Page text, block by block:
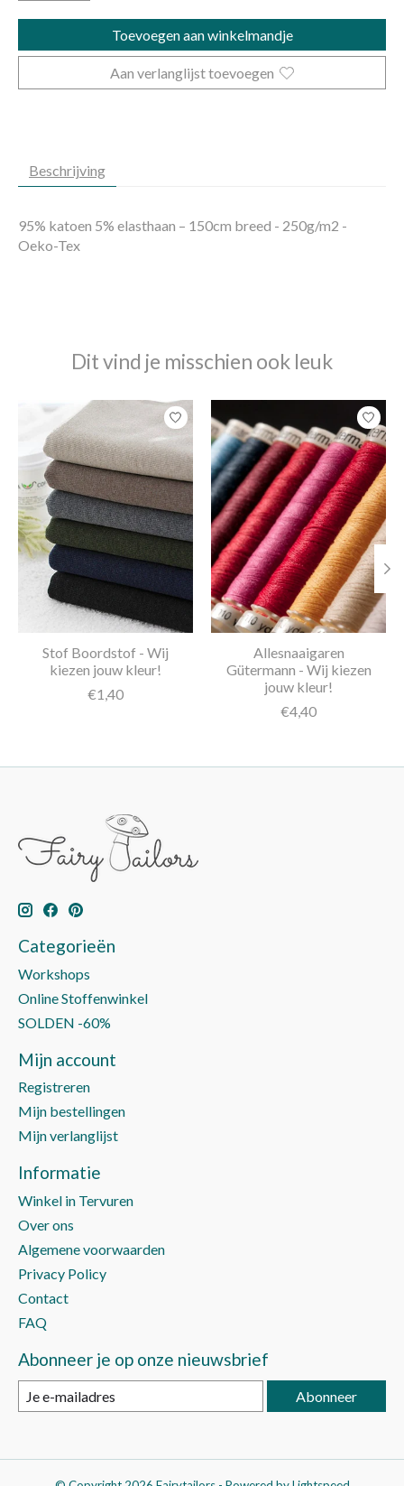
Toevoegen aan winkelmandje
Aan verlanglijst toevoegen
Beschrijving
95% katoen 5% elasthaan – 150cm breed - 250g/m2 -
Oeko-Tex
Dit vind je misschien ook leuk
Items van productcarrousel
Stof Boordstof - Wij
kiezen jouw kleur!
€1,40
Allesnaaigaren
Gütermann - Wij kiezen
jouw kleur!
€4,40
Categorieën
Workshops
Online Stoffenwinkel
SOLDEN -60%
Mijn account
Registreren
Mijn bestellingen
Mijn verlanglijst
Informatie
Winkel in Tervuren
Over ons
Algemene voorwaarden
Privacy Policy
Contact
FAQ
Abonneer je op onze nieuwsbrief
Abonneer